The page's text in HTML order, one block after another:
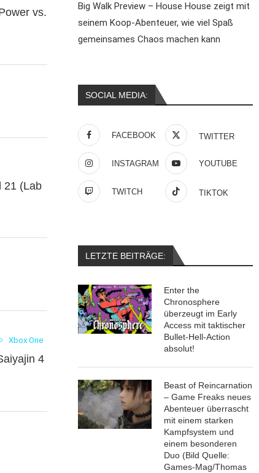
vs.
21 (Lab
Xbox One
4
Big Walk Preview – House House zeigt mit
seinem Koop-Abenteuer, wie viel Spaß
gemeinsames Chaos machen kann
SOCIAL MEDIA:
FACEBOOK TWITTER
INSTAGRAM YOUTUBE
TWITCH TIKTOK
LETZTE BEITRÄGE:
Enter the
Chronosphere
überzeugt im Early
Access mit taktischer
Bullet-Hell-Action
absolut!
Beast of Reincarnation
– Game Freaks neues
Abenteuer überrascht
mit einem starken
Kampfsystem und
einem besonderen
Duo (Bild Quelle:
Games-Mag/Thomas